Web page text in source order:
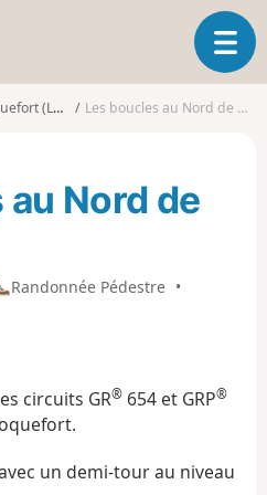
O
u
v
i
(Landes) Les boucles au Nord de Roquefort
Randonnée Pédestre •
Nord de
circuits GR® 654 et GRP®
un demi-tour au niveau